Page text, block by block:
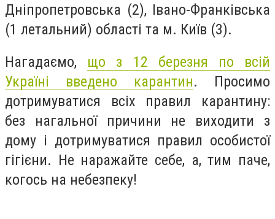
Дніпропетровська (2), Івано-Франківська
(1 летальний) області та м. Київ (3).
Нагадаємо, що з 12 березня по всій
Україні введено карантин. Просимо
дотримуватися всіх правил карантину:
без нагальної причини не виходити з
дому і дотримуватися правил особистої
гігієни. Не наражайте себе, а, тим паче,
когось на небезпеку!